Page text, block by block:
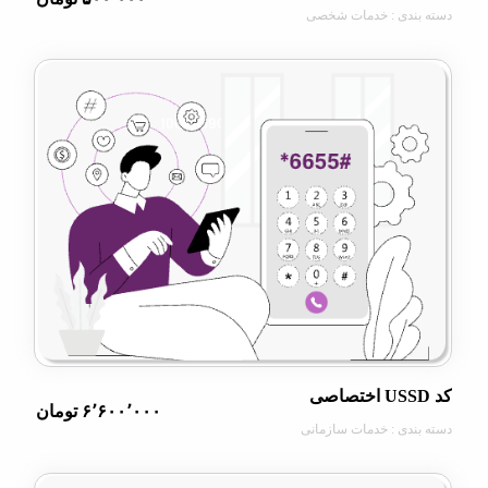
: خدمات شخصی
: خدمات سازمانی
۶٬۶۰۰٬۰۰۰ تومان